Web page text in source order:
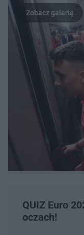
QUIZ Euro
oczach!